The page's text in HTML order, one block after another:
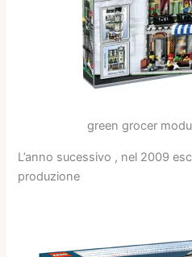
green grocer
L’anno sucessivo , nel 2009
produzione